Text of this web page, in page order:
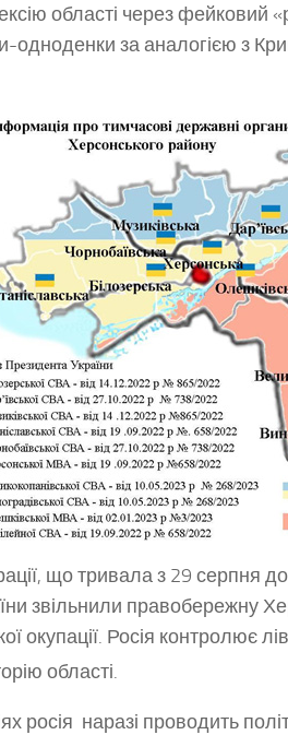
області через фейковий
одноденки за аналогією з
що тривала з 29 серпня
звільнили правобережну
окупації. Росія контролює
області.
росія наразі проводить